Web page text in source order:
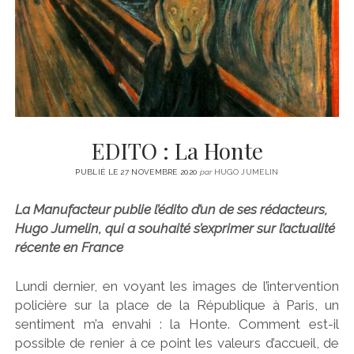
CINÉMA
LITTÉRATURE
ÉCONOMIE
SPORT
MÉDIAS
instagram
emailemail-
form
EDITO : La Honte
PUBLIÉ LE 27 NOVEMBRE 2020 parHUGO JUMELIN
La Manufacteur publie l’édito d’un de ses rédacteurs,
Hugo Jumelin, qui a souhaité s’exprimer sur l’actualité
récente en France
Lundi dernier, en voyant les images de l’intervention
policière sur la place de la République à Paris, un
sentiment m’a envahi : la Honte. Comment est-il
possible de renier à ce point les valeurs d’accueil, de